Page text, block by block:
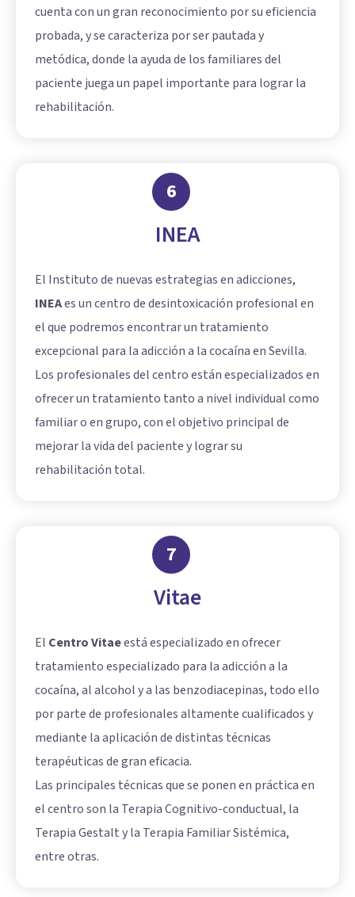
cuenta con un gran reconocimiento por su eficiencia
probada, y se caracteriza por ser pautada y
metódica, donde la ayuda de los familiares del
paciente juega un papel importante para lograr la
rehabilitación.
6
INEA
El Instituto de nuevas estrategias en adicciones,
INEAes un centro de desintoxicación profesional en
el que podremos encontrar un tratamiento
excepcional para la adicción a la cocaína en Sevilla.
Los profesionales del centro están especializados en
ofrecer un tratamiento tanto a nivel individual como
familiar o en grupo, con el objetivo principal de
mejorar la vida del paciente y lograr su
rehabilitación total.
7
Vitae
El Centro Vitaeestá especializado en ofrecer
tratamiento especializado para la adicción a la
cocaína, al alcohol y a las benzodiacepinas, todo ello
por parte de profesionales altamente cualificados y
mediante la aplicación de distintas técnicas
terapéuticas de gran eficacia.
Las principales técnicas que se ponen en práctica en
el centro son la Terapia Cognitivo-conductual, la
Terapia Gestalt y la Terapia Familiar Sistémica,
entre otras.